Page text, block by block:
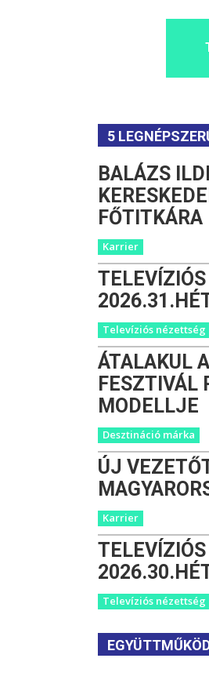
5
BALÁZS
FŐTITKÁRA
Karrier
Televíziós nézettség
ÁTALAKUL
FESZTIVÁL
MODELLJE
Desztináció márka
ÚJ
Karrier
Televíziós nézettség